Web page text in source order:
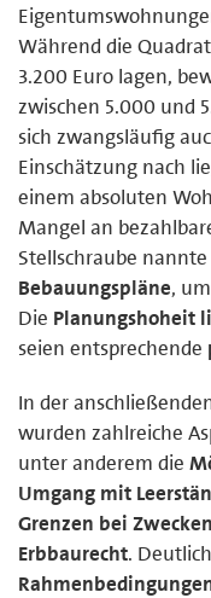
Während die
3.200 Euro lagen,
zwischen 5.000 und
sich zwangsläufig
Einschätzung nach
einem absoluten
Mangel an
Stellschraube nannte
Bebauungspläne, um
Die Planungshoheit
seien entsprechende
In der
wurden zahlreiche
unter anderem die
Umgang mit
Grenzen bei
Erbbaurecht.